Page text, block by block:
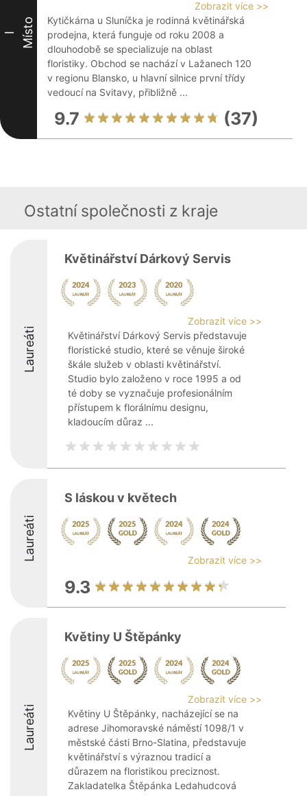
I Místo
Zobrazit více >>
Kytičkárna u Sluníčka je rodinná květinářská
prodejna, která funguje od roku 2008 a
dlouhodobě se specializuje na oblast
floristiky. Obchod se nachází v Lažanech 120
v regionu Blansko, u hlavní silnice první třídy
vedoucí na Svitavy, přibližně ...
9.7 (37)
Ostatní společnosti z kraje
Laureáti
Květinářství Dárkový Servis
Zobrazit více >>
Květinářství Dárkový Servis představuje
floristické studio, které se věnuje široké
škále služeb v oblasti květinářství.
Studio bylo založeno v roce 1995 a od
té doby se vyznačuje profesionálním
přístupem k florálnímu designu,
kladoucím důraz ...
Laureáti
S láskou v květech
Zobrazit více >>
9.3
Laureáti
Květiny U Štěpánky
Zobrazit více >>
Květiny U Štěpánky, nacházející se na
adrese Jihomoravské náměstí 1098/1 v
městské části Brno-Slatina, představuje
květinářství s výraznou tradicí a
důrazem na floristikou preciznost.
Zakladatelka Štěpánka Ledahudcová